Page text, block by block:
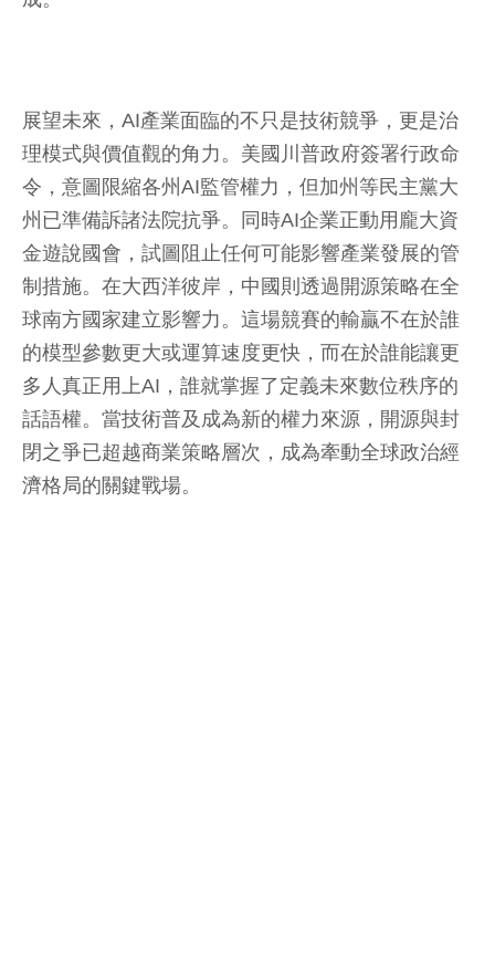
展望未來，AI產業面臨的不只是技術競爭，更是治
理模式與價值觀的角力。美國川普政府簽署行政命
令，意圖限縮各州AI監管權力，但加州等民主黨大
州已準備訴諸法院抗爭。同時AI企業正動用龐大資
金遊說國會，試圖阻止任何可能影響產業發展的管
制措施。在大西洋彼岸，中國則透過開源策略在全
球南方國家建立影響力。這場競賽的輸贏不在於誰
的模型參數更大或運算速度更快，而在於誰能讓更
多人真正用上AI，誰就掌握了定義未來數位秩序的
話語權。當技術普及成為新的權力來源，開源與封
閉之爭已超越商業策略層次，成為牽動全球政治經
濟格局的關鍵戰場。